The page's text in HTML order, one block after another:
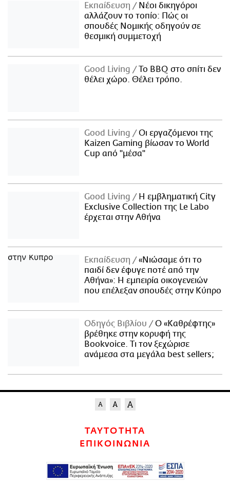
Εκπαίδευση
Νέοι δικηγόροι
αλλάζουν το τοπίο: Πώς οι
σπουδές Νομικής οδηγούν σε
θεσμική συμμετοχή
Good Living
Το BBQ στο σπίτι δεν
θέλει χώρο. Θέλει τρόπο.
Good Living
Οι εργαζόμενοι της
Kaizen Gaming βίωσαν το World
Cup από "μέσα"
Good Living
Η εμβληματική City
Exclusive Collection της Le Labo
έρχεται στην Αθήνα
Εκπαίδευση
«Νιώσαμε ότι το
παιδί δεν έφυγε ποτέ από την
Αθήνα»: Η εμπειρία οικογενειών
που επέλεξαν σπουδές στην Κύπρο
Οδηγός Βιβλίου
Ο «Καθρέφτης»
βρέθηκε στην κορυφή της
Bookvoice. Τι τον ξεχώρισε
ανάμεσα στα μεγάλα best sellers;
ΤΑΥΤΟΤΗΤΑ
ΕΠΙΚΟΙΝΩΝΙΑ